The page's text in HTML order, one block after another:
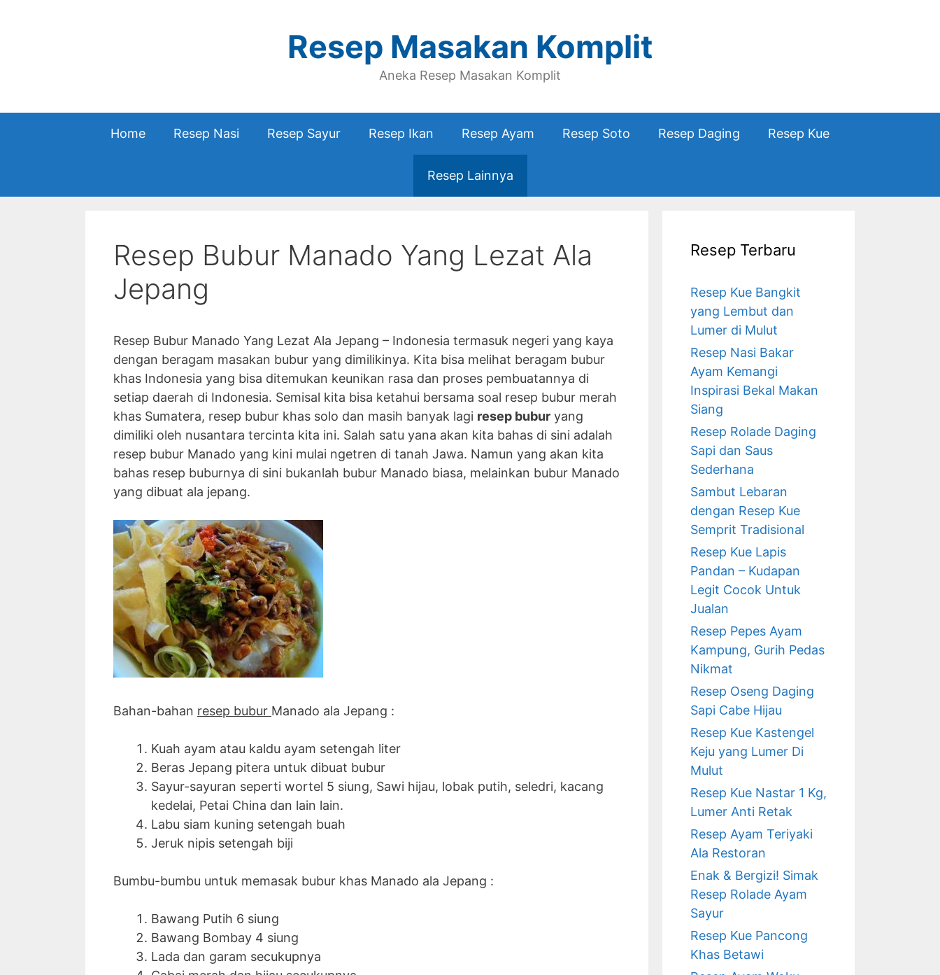
Resep Masakan Komplit
Aneka Resep Masakan Komplit
Home Resep Nasi Resep Sayur Resep Ikan Resep Ayam Resep Soto Resep Daging Resep Kue
Resep Lainnya
Resep Bubur Manado Yang Lezat Ala
Jepang
Resep Bubur Manado Yang Lezat Ala Jepang – Indonesia termasuk negeri yang kaya
dengan beragam masakan bubur yang dimilikinya. Kita bisa melihat beragam bubur
khas Indonesia yang bisa ditemukan keunikan rasa dan proses pembuatannya di
setiap daerah di Indonesia. Semisal kita bisa ketahui bersama soal resep bubur merah
khas Sumatera, resep bubur khas solo dan masih banyak lagi resep bubur yang
dimiliki oleh nusantara tercinta kita ini. Salah satu yana akan kita bahas di sini adalah
resep bubur Manado yang kini mulai ngetren di tanah Jawa. Namun yang akan kita
bahas resep buburnya di sini bukanlah bubur Manado biasa, melainkan bubur Manado
yang dibuat ala jepang.
Bahan-bahan resep bubur Manado ala Jepang :
Kuah ayam atau kaldu ayam setengah liter
Beras Jepang pitera untuk dibuat bubur
Sayur-sayuran seperti wortel 5 siung, Sawi hijau, lobak putih, seledri, kacang
kedelai, Petai China dan lain lain.
Labu siam kuning setengah buah
Jeruk nipis setengah biji
Bumbu-bumbu untuk memasak bubur khas Manado ala Jepang :
Bawang Putih 6 siung
Bawang Bombay 4 siung
Lada dan garam secukupnya
Resep Terbaru
Resep Kue Bangkit
yang Lembut dan
Lumer di Mulut
Resep Nasi Bakar
Ayam Kemangi
Inspirasi Bekal Makan
Siang
Resep Rolade Daging
Sapi dan Saus
Sederhana
Sambut Lebaran
dengan Resep Kue
Semprit Tradisional
Resep Kue Lapis
Pandan – Kudapan
Legit Cocok Untuk
Jualan
Resep Pepes Ayam
Kampung, Gurih Pedas
Nikmat
Resep Oseng Daging
Sapi Cabe Hijau
Resep Kue Kastengel
Keju yang Lumer Di
Mulut
Resep Kue Nastar 1 Kg,
Lumer Anti Retak
Resep Ayam Teriyaki
Ala Restoran
Enak & Bergizi! Simak
Resep Rolade Ayam
Sayur
Resep Kue Pancong
Khas Betawi